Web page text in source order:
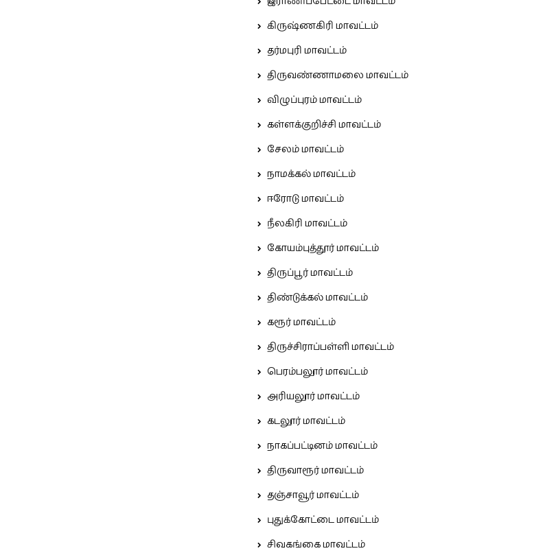
கிருஷ்ணகிரி மாவட்டம்
தர்மபுரி மாவட்டம்
திருவண்ணாமலை மாவட்டம்
விழுப்புரம் மாவட்டம்
கள்ளக்குறிச்சி மாவட்டம்
சேலம் மாவட்டம்
நாமக்கல் மாவட்டம்
ஈரோடு மாவட்டம்
நீலகிரி மாவட்டம்
கோயம்புத்தூர் மாவட்டம்
திருப்பூர் மாவட்டம்
திண்டுக்கல் மாவட்டம்
கரூர் மாவட்டம்
திருச்சிராப்பள்ளி மாவட்டம்
பெரம்பலூர் மாவட்டம்
அரியலூர் மாவட்டம்
கடலூர் மாவட்டம்
நாகப்பட்டினம் மாவட்டம்
திருவாரூர் மாவட்டம்
தஞ்சாவூர் மாவட்டம்
புதுக்கோட்டை மாவட்டம்
சிவகங்கை மாவட்டம்